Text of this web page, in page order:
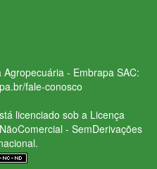
- Embrapa SAC:
fale-conosco
licenciado sob a Licença
- SemDerivações